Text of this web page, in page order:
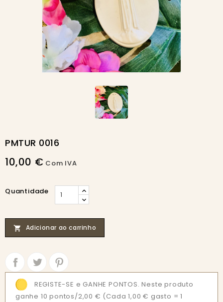
PMTUR 0016
10,00 € Com IVA
Quantidade
 Adicionar ao carrinho
REGISTE-SE e GANHE PONTOS. Neste produto
ganhe 10 pontos/2,00 € (Cada 1,00 € gasto = 1